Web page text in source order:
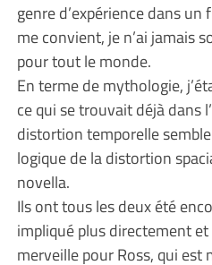
genre d’expérience dans un
me convient, je n’ai jamais
pour tout le monde.
En terme de mythologie,
ce qui se trouvait déjà dans
distortion temporelle
logique de la distortion
novella.
Ils ont tous les deux été
impliqué plus directement
merveille pour Ross, qui est